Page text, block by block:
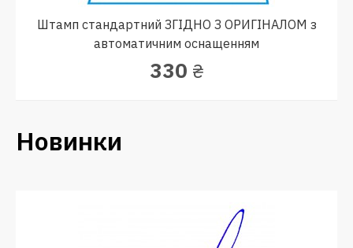
Штамп стандартний ЗГІДНО З ОРИГІНАЛОМ з
автоматичним оснащенням
330 ₴
Новинки